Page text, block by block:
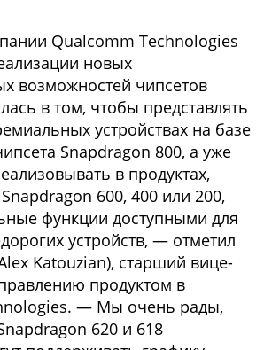
Qualcomm Technologies
новых
возможностей чипсетов
в том, чтобы представлять
устройствах на базе
Snapdragon 800, а уже
в продуктах,
600, 400 или 200,
функции доступными для
устройств, — отметил
Katouzian), старший вице-
продуктом в
— Мы очень рады,
620 и 618